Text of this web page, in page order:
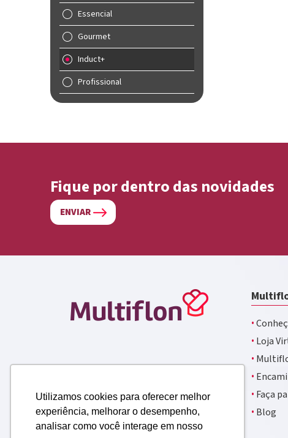
Utilizamos cookies para oferecer melhor
experiência, melhorar o desempenho,
analisar como você interage em nosso
Essencial
Gourmet
Induct+
Profissional
Fique por dentro das novidades
ENVIAR
·
· Loja
·
·
· Faça
· Blog